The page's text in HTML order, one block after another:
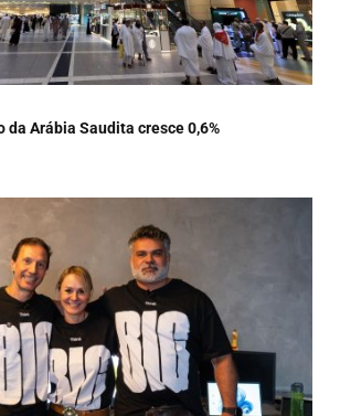
da Arábia Saudita cresce 0,6%